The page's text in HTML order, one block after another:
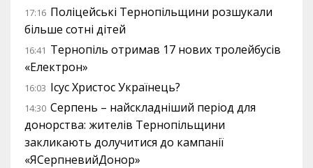
17:16 Поліцейські Тернопільщини розшукали
більше сотні дітей
16:41 Тернопіль отримав 17 нових тролейбусів
«Електрон»
16:03 Ісус Христос Українець?
14:30 Серпень – найскладніший період для
донорства: жителів Тернопільщини
закликають долучитися до кампанії
«ЯСерпневийДонор»